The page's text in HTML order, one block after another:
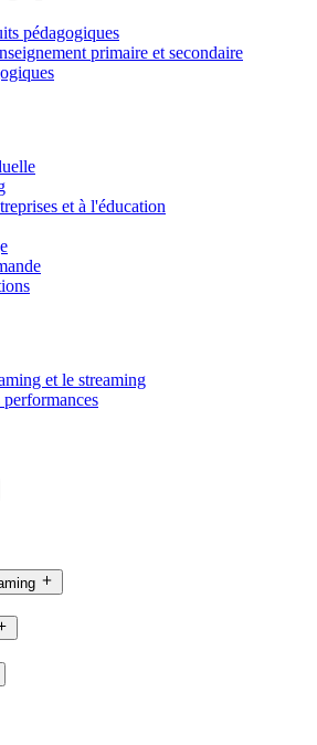
pédagogiques
primaire et secondaire
et à l'éducation
et le streaming